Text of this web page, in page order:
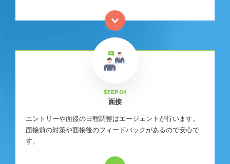
面接
エントリーや面接の日程調整はエージェントが行います。
面接前の対策や面接後のフィードバックがあるので安心で
す。